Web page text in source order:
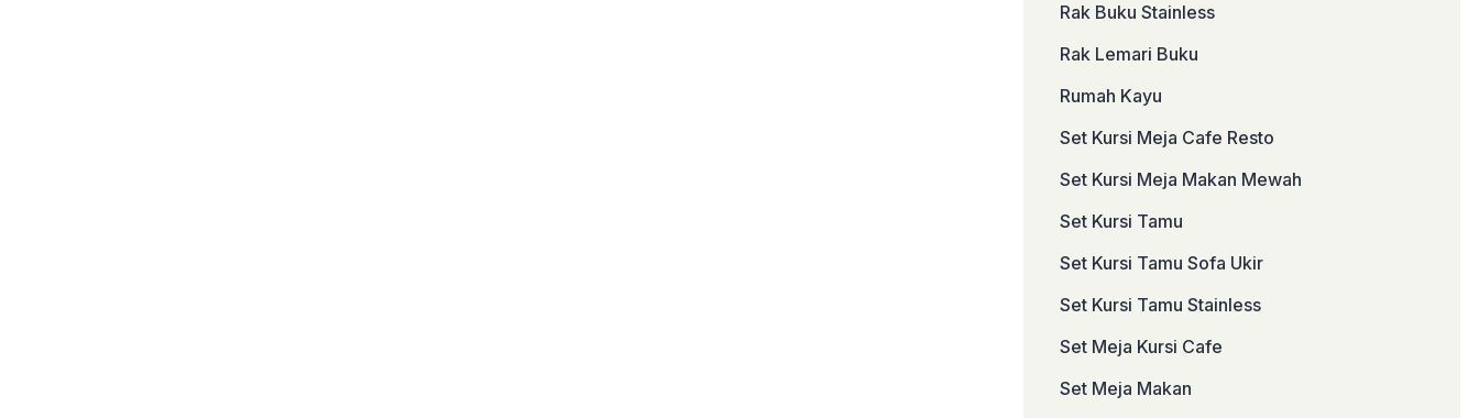
Rak Buku Stainless
Rak Lemari Buku
Rumah Kayu
Set Kursi Meja Cafe Resto
Set Kursi Meja Makan Mewah
Set Kursi Tamu
Set Kursi Tamu Sofa Ukir
Set Kursi Tamu Stainless
Set Meja Kursi Cafe
Set Meja Makan